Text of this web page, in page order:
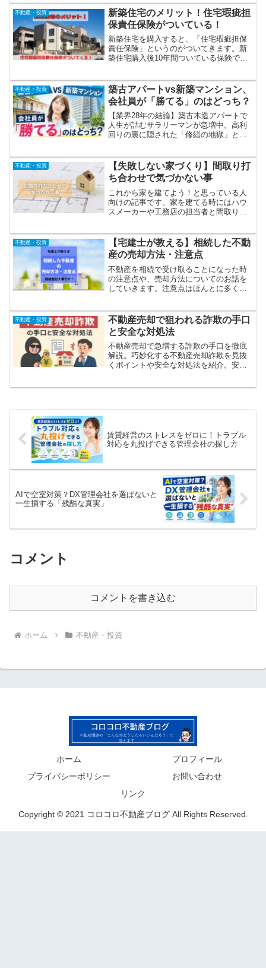
不動産・投資
新築住宅のメリット！住宅瑕疵担
保責任保険がついている！
新築住宅を購入すると、「住宅瑕疵担保
責任保険」というのがついてきます。新
築住宅購入後10年間ついている保険で
メリットはいろいろありますがこの保険
があるのが一番じゃないかと思います
不動産・投資
築古アパートvs新築マンション、
会社員が「勝てる」のはどっち？
【業界28年の結論】築古木造アパートで
人生が詰むサラリーマンが急増中。高利
回りの裏に隠された「修繕の地獄」と
か？後悔したくないなら、この現実を直
視してください。
不動産・投資
【失敗しない家づくり】間取り打
ち合わせで気づかない事
これから家を建てよう！と思っている人
向けの記事です。家を建てる時にはハウ
スメーカーや工務店の担当者と間取りや
いことがあります。完成したあとで後悔
することになるので、お伝えするポイン
トはしっかり覚えておいてください
不動産・投資
【宅建士が教える】相続した不動
産の売却方法・注意点
不動産を相続で受け取ることになった時
の注意点や、売却方法についてのお話を
していきます。注意点はほんとに多くあ
のブログをたくさん上げていく予定です
のでチェックしてください。
不動産・投資
不動産売却で狙われる詐欺の手口
と安全な対処法
不動産売却で急増する詐欺の手口を徹底
解説。巧妙化する不動産売却詐欺を見抜
くポイントや安全な対処法を紹介。安心
賃貸経営のストレスをゼロに！トラブル
対応を丸投げできる管理会社の探し方
AIで空室対策？DX管理会社を選ばないと
一生損する「残酷な真実」
コメント
コメントを書き込む
ホーム 不動産・投資
ホーム
プロフィール
プライバシーポリシー
お問い合わせ
リンク
Copyright © 2021 コロコロ不動産ブログ All Rights Reserved.